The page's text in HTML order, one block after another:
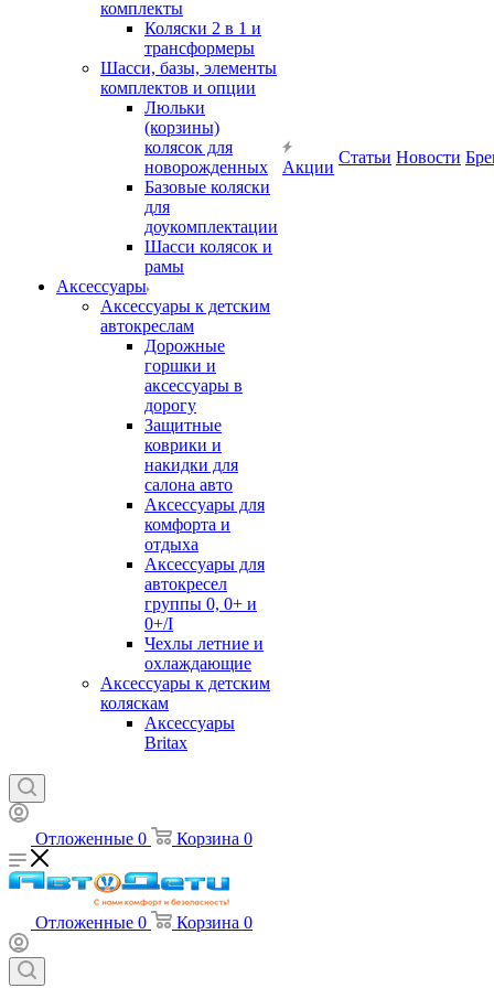
комплекты
Коляски 2 в 1 и
трансформеры
Шасси, базы, элементы
комплектов и опции
Люльки
(корзины)
колясок для
новорожденных
Базовые коляски
для
доукомплектации
Шасси колясок и
рамы
Аксессуары
Аксессуары к детским
автокреслам
Дорожные
горшки и
аксессуары в
дорогу
Защитные
коврики и
накидки для
салона авто
Аксессуары для
комфорта и
отдыха
Аксессуары для
автокресел
группы 0, 0+ и
0+/I
Чехлы летние и
охлаждающие
Аксессуары к детским
коляскам
Аксессуары
Britax
Акции
Статьи Новости
Отложенные 0 Корзина 0
Отложенные 0 Корзина 0